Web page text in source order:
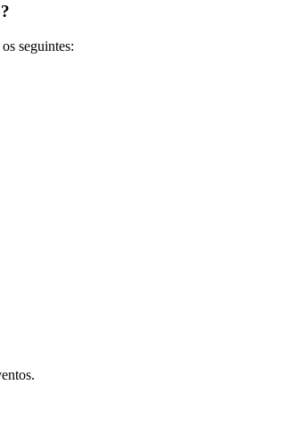
seguintes: